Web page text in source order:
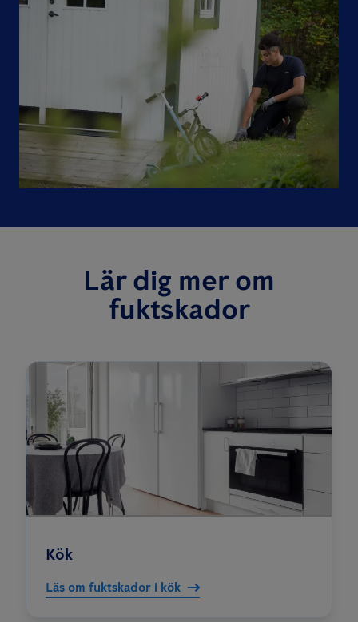
Lär dig mer om
fuktskador
Kök
Läs om fuktskador i kök